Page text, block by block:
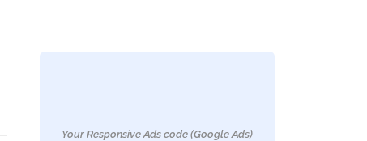
Your Responsive Ads code (Google Ads)